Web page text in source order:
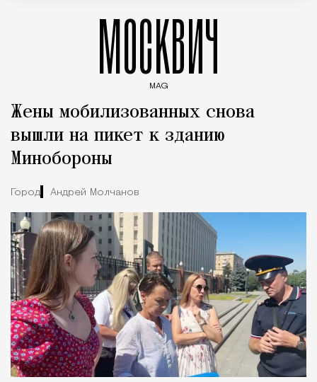
МОСКВИЧ
MAG
Жены мобилизованных снова
вышли на пикет к зданию
Минобороны
Город Андрей Молчанов